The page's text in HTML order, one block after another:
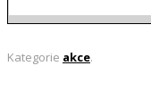
Kategorie akce.